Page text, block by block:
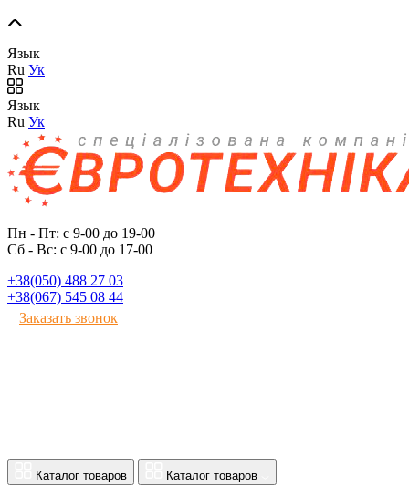
Язык
Ru Ук
Язык
Ru Ук
Пн - Пт: с 9-00 до 19-00
Сб - Вс: с 9-00 до 17-00
+38(050) 488 27 03
+38(067) 545 08 44
Заказать звонок
Каталог товаров Каталог товаров